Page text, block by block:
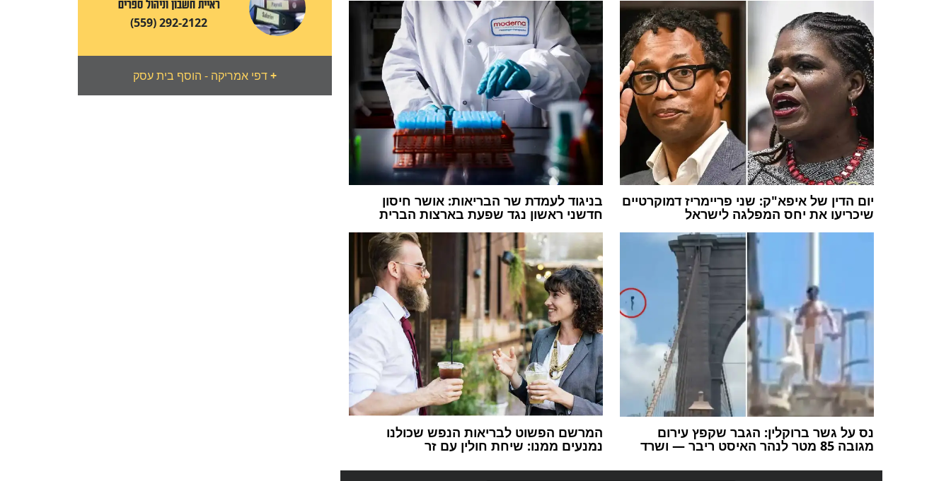
ראיית חשבון וניהול ספרים
(559) 292-2122
דפי אמריקה - הוסף בית עסק+
בניגוד לעמדת שר הבריאות: אושר חיסון
חדשני ראשון נגד שפעת בארצות הברית
יום הדין של איפא"ק: שני פריימריז דמוקרטיים
שיכריעו את יחס המפלגה לישראל
המרשם הפשוט לבריאות הנפש שכולנו
נמנעים ממנו: שיחת חולין עם זר
נס על גשר ברוקלין: הגבר שקפץ עירום
מגובה 85 מטר לנהר האיסט ריבר — ושרד